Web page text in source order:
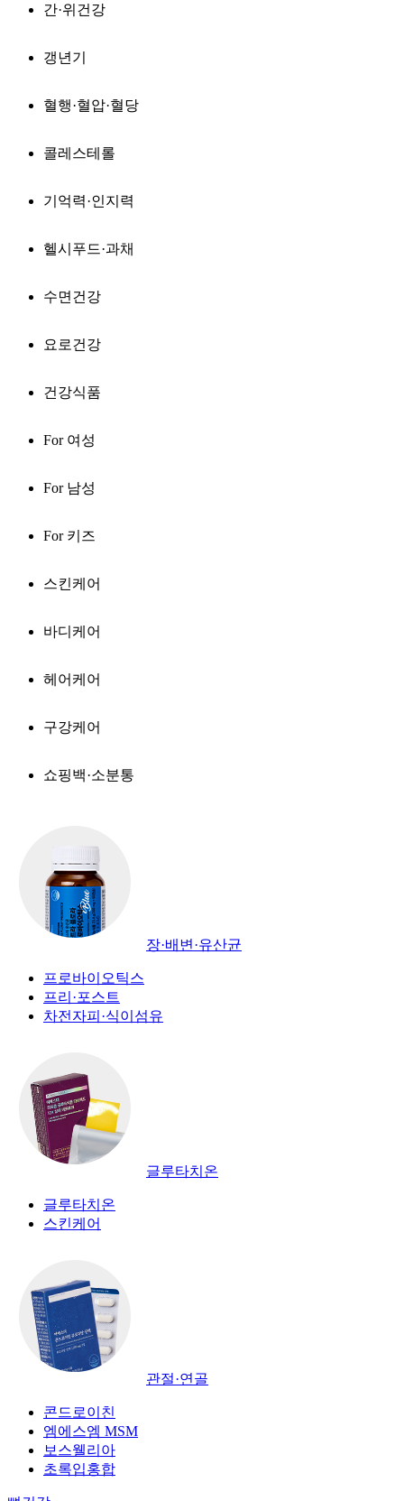
간·위건강
갱년기
혈행·혈압·혈당
콜레스테롤
기억력·인지력
헬시푸드·과채
수면건강
요로건강
건강식품
For 여성
For 남성
For 키즈
스킨케어
바디케어
헤어케어
구강케어
쇼핑백·소분통
장·배변·유산균
프로바이오틱스
프리·포스트
차전자피·식이섬유
글루타치온
글루타치온
스킨케어
관절·연골
콘드로이친
엠에스엠 MSM
보스웰리아
초록입홍합